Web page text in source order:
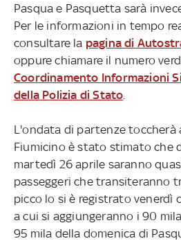
Pasqua e Pasquetta sarà
Per le informazioni in tempo
consultare la pagina di
oppure chiamare il numero
Coordinamento Informazioni
della Polizia di Stato
L'ondata di partenze toccherà
Fiumicino è stato stimato che
martedì 26 aprile saranno
passeggeri che transiteranno
picco lo si è registrato venerdì
a cui si aggiungeranno i 90
95 mila della domenica di